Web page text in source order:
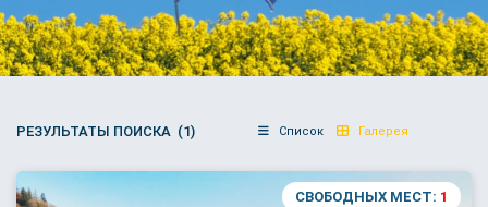
РЕЗУЛЬТАТЫ ПОИСКА (1) Список Галерея
СВОБОДНЫХ МЕСТ: 1